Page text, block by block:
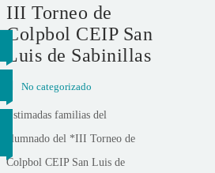
III Torneo de
Colpbol CEIP San
Luis de Sabinillas
No categorizado
Estimadas familias del
alumnado del *III Torneo de
Colpbol CEIP San Luis de